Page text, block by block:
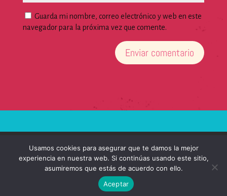
Guarda mi nombre, correo electrónico y web en este
navegador para la próxima vez que comente.
Aviso legal y Política de privacidad
Artistas del Gremio®
Usamos cookies para asegurar que te damos la mejor
experiencia en nuestra web. Si continúas usando este sitio,
asumiremos que estás de acuerdo con ello.
Aceptar